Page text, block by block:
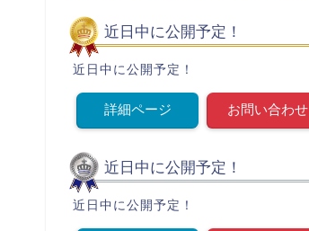
近日中に公開予定！
近日中に公開予定！
詳細ページ お問い合わせ
近日中に公開予定！
近日中に公開予定！